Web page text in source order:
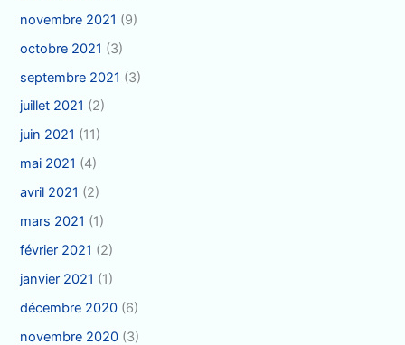
novembre 2021 (9)
octobre 2021 (3)
septembre 2021 (3)
juillet 2021 (2)
juin 2021 (11)
mai 2021 (4)
avril 2021 (2)
mars 2021 (1)
février 2021 (2)
janvier 2021 (1)
décembre 2020 (6)
novembre 2020 (3)